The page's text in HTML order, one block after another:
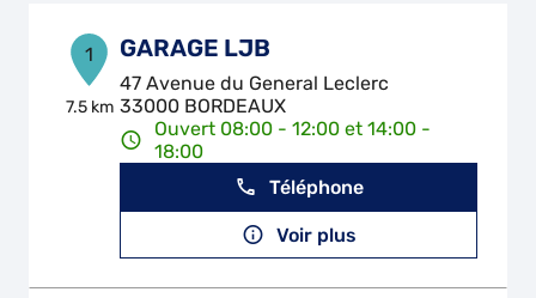
1
7.5 km
GARAGE LJB
47 Avenue du General Leclerc
33000 BORDEAUX
Ouvert 08:00 - 12:00 et 14:00 -
18:00
Téléphone
Voir plus